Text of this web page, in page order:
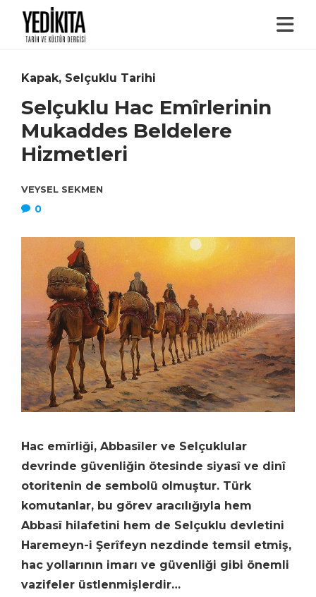
Kapak, Selçuklu Tarihi
Selçuklu Hac Emîrlerinin
Mukaddes Beldelere
Hizmetleri
VEYSEL SEKMEN
0
Hac emîrliği, Abbasîler ve Selçuklular
devrinde güvenliğin ötesinde siyasî ve dinî
otoritenin de sembolü olmuştur. Türk
komutanlar, bu görev aracılığıyla hem
Abbasî hilafetini hem de Selçuklu devletini
Haremeyn-i Şerîfeyn nezdinde temsil etmiş,
hac yollarının imarı ve güvenliği gibi önemli
vazifeler üstlenmişlerdir…